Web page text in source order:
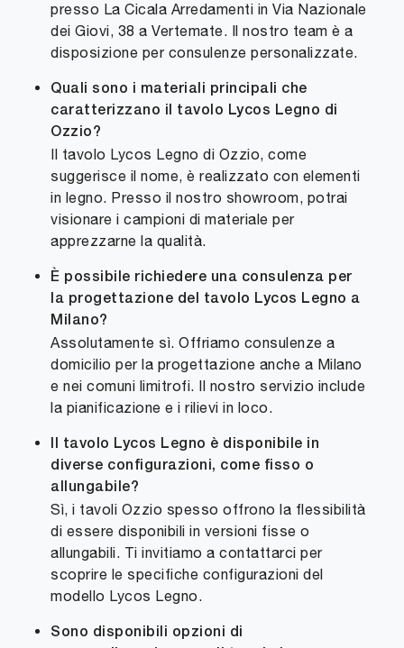
presso La Cicala Arredamenti in Via Nazionale
dei Giovi, 38 a Vertemate. Il nostro team è a
disposizione per consulenze personalizzate.
Quali sono i materiali principali che
caratterizzano il tavolo Lycos Legno di
Ozzio?
Il tavolo Lycos Legno di Ozzio, come
suggerisce il nome, è realizzato con elementi
in legno. Presso il nostro showroom, potrai
visionare i campioni di materiale per
apprezzarne la qualità.
È possibile richiedere una consulenza per
la progettazione del tavolo Lycos Legno a
Milano?
Assolutamente sì. Offriamo consulenze a
domicilio per la progettazione anche a Milano
e nei comuni limitrofi. Il nostro servizio include
la pianificazione e i rilievi in loco.
Il tavolo Lycos Legno è disponibile in
diverse configurazioni, come fisso o
allungabile?
Sì, i tavoli Ozzio spesso offrono la flessibilità
di essere disponibili in versioni fisse o
allungabili. Ti invitiamo a contattarci per
scoprire le specifiche configurazioni del
modello Lycos Legno.
Sono disponibili opzioni di